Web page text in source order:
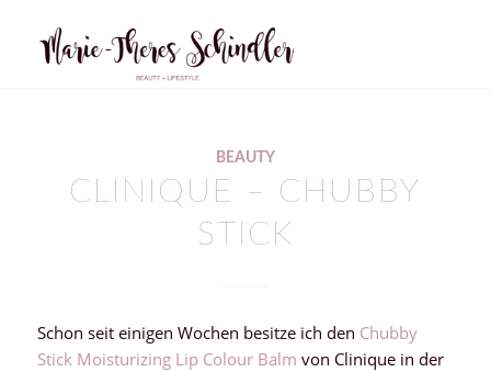
BEAUTY
CLINIQUE – CHUBBY
STICK
Schon seit einigen Wochen besitze ich den Chubby
Stick Moisturizing Lip Colour Balm von Clinique in der